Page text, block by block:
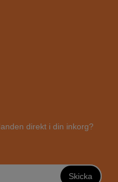
direkt i din inkorg?
Skicka